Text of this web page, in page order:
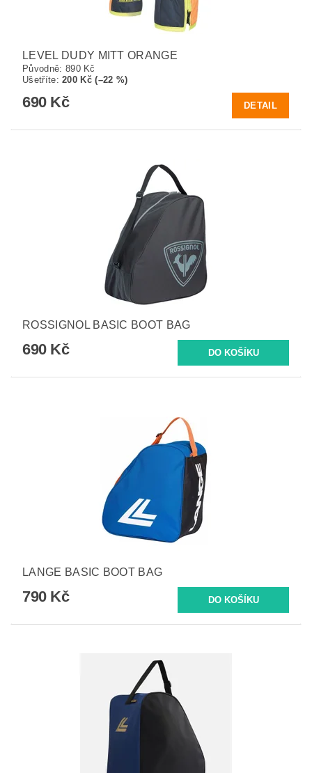
LEVEL DUDY MITT ORANGE
Původně: 890 Kč
Ušetříte:200 Kč (–22 %)
690 Kč DETAIL
ROSSIGNOL BASIC BOOT BAG
690 Kč
LANGE BASIC BOOT BAG
790 Kč